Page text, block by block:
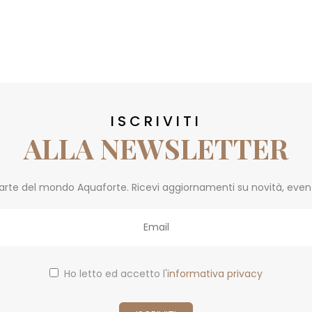
ISCRIVITI
ALLA NEWSLETTER
del mondo Aquaforte. Ricevi aggiornamenti su novità,
Ho letto ed accetto l'informativa privacy